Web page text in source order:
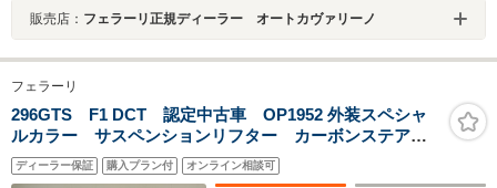
販売店： フェラーリ正規ディーラー オートカヴァリーノ
フェラーリ
296GTS F1 DCT 認定中古車 OP1952 外装スペシャ
ルカラー サスペンションリフター カーボンステアリ
ングホイール カーボンフロントスポイラー カーボン
リアディフューザー カーボンアウターシルカバー バ
ディーラー保証 購入プラン付 オンライン相談可